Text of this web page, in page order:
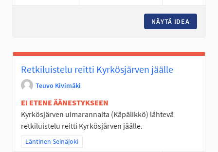
NÄYTÄ IDEA
Retkiluistelu reitti Kyrkösjärven jäälle
Teuvo Kivimäki
EI ETENE ÄÄNESTYKSEEN
Kyrkösjärven uimarannalta (Käpälikkö) lähtevä
retkiluistelu reitti Kyrkösjärven jäälle.
Rajaa tulokset teeman mukaan: Läntinen Seinäjoki
Läntinen Seinäjoki